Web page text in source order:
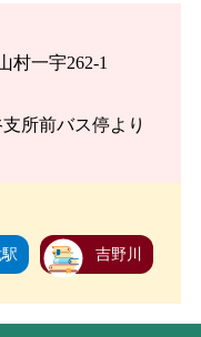
村一宇262-1
所前バス停より
吉野川